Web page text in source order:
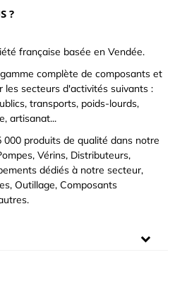
?
française basée en Vendée.
complète de composants et
les secteurs d'activités suivants :
transports, poids-lourds,
artisanat...
000 produits de qualité dans notre
Vérins, Distributeurs,
dédiés à notre secteur,
Outillage, Composants